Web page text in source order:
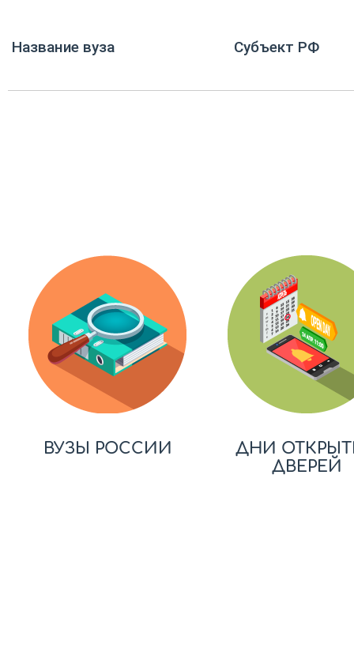
Название вуза Субъект РФ
ВУЗЫ РОССИИ
ДНИ
ДВЕРЕЙ